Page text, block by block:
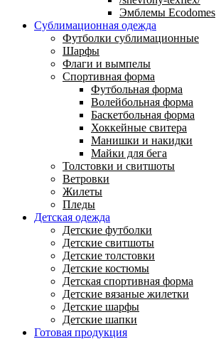
Эмблемы Ecodomes
Сублимационная одежда
Футболки сублимационные
Шарфы
Флаги и вымпелы
Спортивная форма
Футбольная форма
Волейбольная форма
Баскетбольная форма
Хоккейные свитера
Манишки и накидки
Майки для бега
Толстовки и свитшоты
Ветровки
Жилеты
Пледы
Детская одежда
Детские футболки
Детские свитшоты
Детские толстовки
Детские костюмы
Детская спортивная форма
Детские вязаные жилетки
Детские шарфы
Детские шапки
Готовая продукция